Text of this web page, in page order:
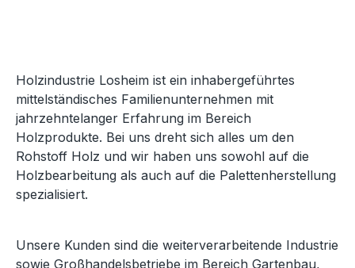
Holzindustrie Losheim ist ein inhabergeführtes
mittelständisches Familienunternehmen mit
jahrzehntelanger Erfahrung im Bereich
Holzprodukte. Bei uns dreht sich alles um den
Rohstoff Holz und wir haben uns sowohl auf die
Holzbearbeitung als auch auf die Palettenherstellung
spezialisiert.
Unsere Kunden sind die weiterverarbeitende Industrie
sowie Großhandelsbetriebe im Bereich Gartenbau,